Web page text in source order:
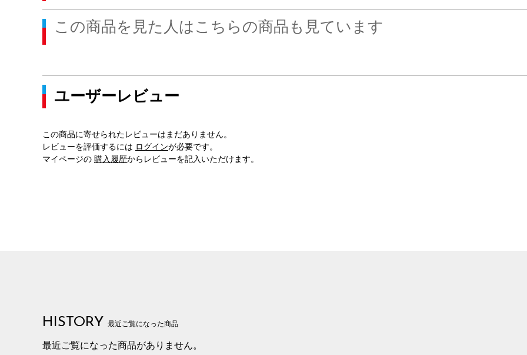
この商品を見た人はこちらの商品も見ています
ユーザーレビュー
この商品に寄せられたレビューはまだありません。
レビューを評価するには ログインが必要です。
マイページの 購入履歴からレビューを記入いただけます。
HISTORY 最近ご覧になった商品
最近ご覧になった商品がありません。